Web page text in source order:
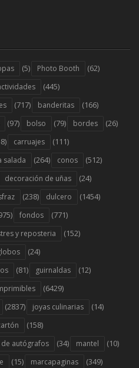
(5) Photo Booth (62)
(445)
(717) banderitas (166)
(97) bolso (79) bordes (26)
carruajes (111)
salada (264) conos (512)
decoración de uñas (24)
(238) dulcero (1454)
fondos (771)
y reposteria (152)
(24)
(81) guirnaldas (12)
(6429)
(2837) joyas culinarias (14)
(158)
autógrafos (34) mantel (10)
(15) marcapaginas (349)